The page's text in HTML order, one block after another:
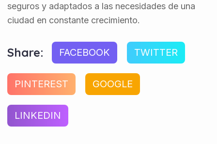
seguros y adaptados a las necesidades de una
ciudad en constante crecimiento.
Share: FACEBOOK TWITTER
PINTEREST GOOGLE
LINKEDIN